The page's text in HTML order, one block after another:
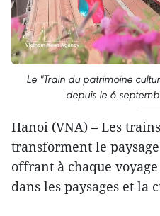
Le "Train du patrimoine
depuis le 6
Hanoi (VNA) – Les
transforment le
offrant à chaque
dans les paysages et la